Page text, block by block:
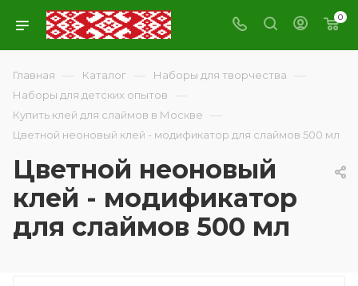
0
Главная — Каталог — Наборы для творчества —
Наборы для детских опытов —
Купить клей для слаймов в Москве —
Цветной неоновый клей - модификатор для слаймов 500 мл
Цветной неоновый
клей - модификатор
для слаймов 500 мл